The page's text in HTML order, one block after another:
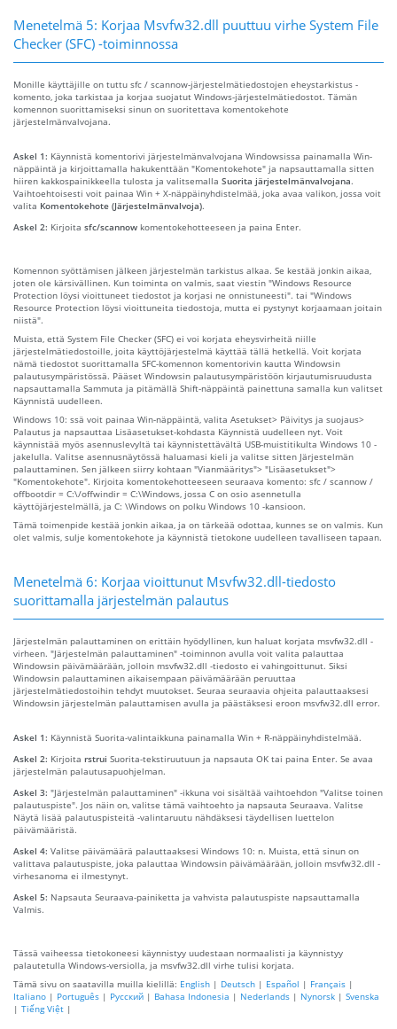
Menetelmä 5: Korjaa Msvfw32.dll puuttuu virhe System File
Checker (SFC) -toiminnossa
Monille käyttäjille on tuttu sfc / scannow-järjestelmätiedostojen eheystarkistus -
komento, joka tarkistaa ja korjaa suojatut Windows-järjestelmätiedostot. Tämän
komennon suorittamiseksi sinun on suoritettava komentokehote
järjestelmänvalvojana.
Askel 1: Käynnistä komentorivi järjestelmänvalvojana Windowsissa painamalla Win-
näppäintä ja kirjoittamalla hakukenttään "Komentokehote" ja napsauttamalla sitten
hiiren kakkospainikkeella tulosta ja valitsemalla Suorita järjestelmänvalvojana.
Vaihtoehtoisesti voit painaa Win + X-näppäinyhdistelmää, joka avaa valikon, jossa voit
valita Komentokehote (Järjestelmänvalvoja).
Askel 2: Kirjoita sfc/scannow komentokehotteeseen ja paina Enter.
Komennon syöttämisen jälkeen järjestelmän tarkistus alkaa. Se kestää jonkin aikaa,
joten ole kärsivällinen. Kun toiminta on valmis, saat viestin "Windows Resource
Protection löysi vioittuneet tiedostot ja korjasi ne onnistuneesti". tai "Windows
Resource Protection löysi vioittuneita tiedostoja, mutta ei pystynyt korjaamaan joitain
niistä".
Muista, että System File Checker (SFC) ei voi korjata eheysvirheitä niille
järjestelmätiedostoille, joita käyttöjärjestelmä käyttää tällä hetkellä. Voit korjata
nämä tiedostot suorittamalla SFC-komennon komentorivin kautta Windowsin
palautusympäristössä. Pääset Windowsin palautusympäristöön kirjautumisruudusta
napsauttamalla Sammuta ja pitämällä Shift-näppäintä painettuna samalla kun valitset
Käynnistä uudelleen.
Windows 10: ssä voit painaa Win-näppäintä, valita Asetukset> Päivitys ja suojaus>
Palautus ja napsauttaa Lisäasetukset-kohdasta Käynnistä uudelleen nyt. Voit
käynnistää myös asennuslevyltä tai käynnistettävältä USB-muistitikulta Windows 10 -
jakelulla. Valitse asennusnäytössä haluamasi kieli ja valitse sitten Järjestelmän
palauttaminen. Sen jälkeen siirry kohtaan "Vianmääritys"> "Lisäasetukset">
"Komentokehote". Kirjoita komentokehotteeseen seuraava komento: sfc / scannow /
offbootdir = C:\/offwindir = C:\Windows, jossa C on osio asennetulla
käyttöjärjestelmällä, ja C: \Windows on polku Windows 10 -kansioon.
Tämä toimenpide kestää jonkin aikaa, ja on tärkeää odottaa, kunnes se on valmis. Kun
olet valmis, sulje komentokehote ja käynnistä tietokone uudelleen tavalliseen tapaan.
Menetelmä 6: Korjaa vioittunut Msvfw32.dll-tiedosto
suorittamalla järjestelmän palautus
Järjestelmän palauttaminen on erittäin hyödyllinen, kun haluat korjata msvfw32.dll -
virheen. "Järjestelmän palauttaminen" -toiminnon avulla voit valita palauttaa
Windowsin päivämäärään, jolloin msvfw32.dll -tiedosto ei vahingoittunut. Siksi
Windowsin palauttaminen aikaisempaan päivämäärään peruuttaa
järjestelmätiedostoihin tehdyt muutokset. Seuraa seuraavia ohjeita palauttaaksesi
Windowsin järjestelmän palauttamisen avulla ja päästäksesi eroon msvfw32.dll error.
Askel 1: Käynnistä Suorita-valintaikkuna painamalla Win + R-näppäinyhdistelmää.
Askel 2: Kirjoita rstrui Suorita-tekstiruutuun ja napsauta OK tai paina Enter. Se avaa
järjestelmän palautusapuohjelman.
Askel 3: "Järjestelmän palauttaminen" -ikkuna voi sisältää vaihtoehdon "Valitse toinen
palautuspiste". Jos näin on, valitse tämä vaihtoehto ja napsauta Seuraava. Valitse
Näytä lisää palautuspisteitä -valintaruutu nähdäksesi täydellisen luettelon
päivämääristä.
Askel 4: Valitse päivämäärä palauttaaksesi Windows 10: n. Muista, että sinun on
valittava palautuspiste, joka palauttaa Windowsin päivämäärään, jolloin msvfw32.dll -
virhesanoma ei ilmestynyt.
Askel 5: Napsauta Seuraava-painiketta ja vahvista palautuspiste napsauttamalla
Valmis.
Tässä vaiheessa tietokoneesi käynnistyy uudestaan ​​normaalisti ja käynnistyy
palautetulla Windows-versiolla, ja msvfw32.dll virhe tulisi korjata.
Tämä sivu on saatavilla muilla kielillä: English | Deutsch | Español | Français |
Italiano | Português | Русский | Bahasa Indonesia | Nederlands | Nynorsk | Svenska
| Tiếng Việt |